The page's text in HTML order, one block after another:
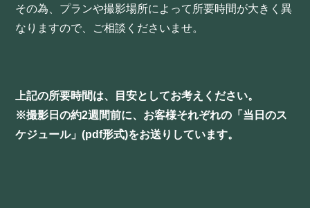
その為、プランや撮影場所によって所要時間が大きく異
なりますので、ご相談くださいませ。
上記の所要時間は、目安としてお考えください。
※撮影日の約2週間前に、お客様それぞれの「当日のス
ケジュール」(pdf形式)をお送りしています。